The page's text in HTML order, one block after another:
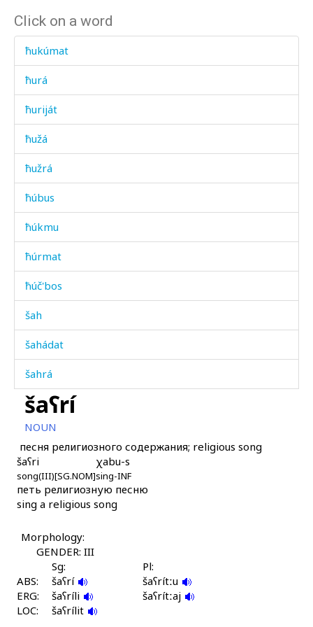
Click on a word
ħukúmat
ħurá
ħuriját
ħužá
ħužrá
ħúbus
ħúkmu
ħúrmat
ħúč'bos
šah
šahádat
šahrá
šahrú
šahwát
šan
šapaʕát
šaríʕat
šart'
šawq'
šaʕrí
NOUN
песня религиозного содержания; religious song
šaʕri
song(III)[SG.NOM]
χabu-s
sing-INF
петь религиозную песню
sing a religious song
Morphology:
GENDER: III
Sg:
Pl:
ABS:
šaʕrí
šaʕrítːu
ERG:
šaʕríli
šaʕrítːaj
LOC:
šaʕrílit